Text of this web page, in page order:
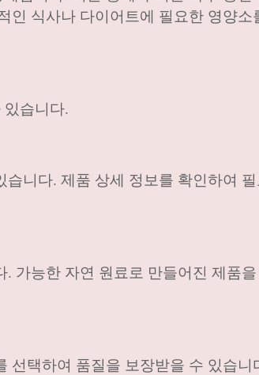
인 식사나 다이어트에 필요한 영양소
습니다.
니다. 제품 상세 정보를 확인하여
가능한 자연 원료로 만들어진 제품
선택하여 품질을 보장받을 수 있습니